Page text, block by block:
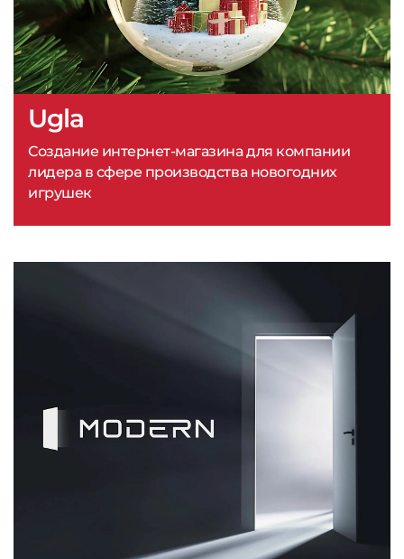
Ugla
Создание интернет-магазина для компании
лидера в сфере производства новогодних
игрушек